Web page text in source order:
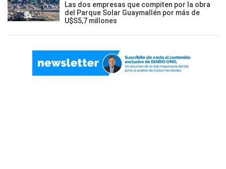
Las dos empresas que compiten por la obra
del Parque Solar Guaymallén por más de
U$S5,7 millones